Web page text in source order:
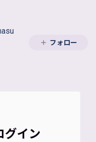
フォロー
イン